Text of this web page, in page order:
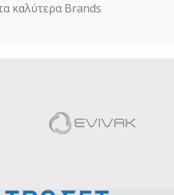
καλύτερα Βrands